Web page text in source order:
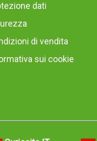
dati
di vendita
sui cookie